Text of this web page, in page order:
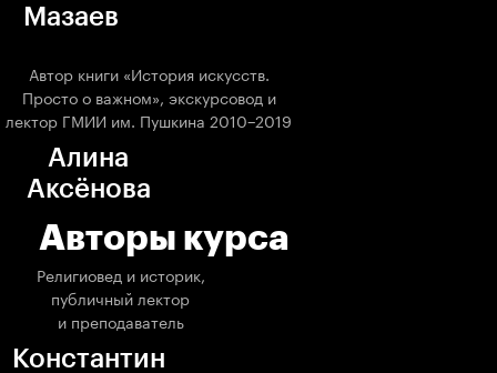
Мазаев
Автор книги «История искусств.
Просто о важном», экскурсовод и
лектор ГМИИ им. Пушкина 2010−2019
Алина
Аксёнова
Авторы курса
Религиовед и историк,
публичный лектор
и преподаватель
Константин